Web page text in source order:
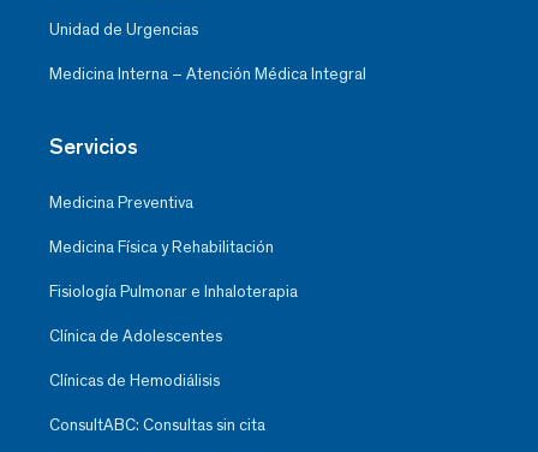
Unidad de Urgencias
Medicina Interna – Atención Médica Integral
Servicios
Medicina Preventiva
Medicina Física y Rehabilitación
Fisiología Pulmonar e Inhaloterapia
Clínica de Adolescentes
Clínicas de Hemodiálisis
ConsultABC: Consultas sin cita